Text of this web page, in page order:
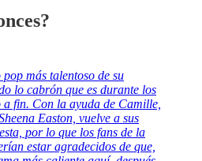
más talentoso de su
lo cabrón que es durante los
fin. Con la ayuda de Camille,
Easton, vuelve a sus
por lo que los fans de la
estar agradecidos de que,